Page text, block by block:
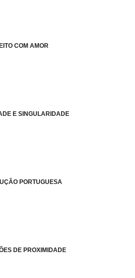
COM AMOR
E SINGULARIDADE
PORTUGUESA
DE PROXIMIDADE